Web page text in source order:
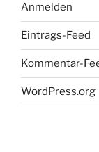
Anmelden
Eintrags-Feed
Kommentar-
WordPress.org